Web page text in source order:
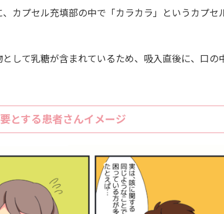
、カプセル充填部の中で「カラカラ」というカプセ
として乳糖が含まれているため、吸入直後に、口の
とする患者さんイメージ